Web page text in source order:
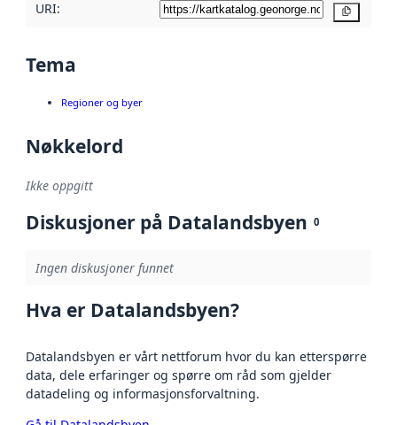
URI:
Tema
Regioner og byer
Nøkkelord
Ikke oppgitt
Diskusjoner på Datalandsbyen 0
Ingen diskusjoner funnet
Hva er Datalandsbyen?
Datalandsbyen er vårt nettforum hvor du kan etterspørre
data, dele erfaringer og spørre om råd som gjelder
datadeling og informasjonsforvaltning.